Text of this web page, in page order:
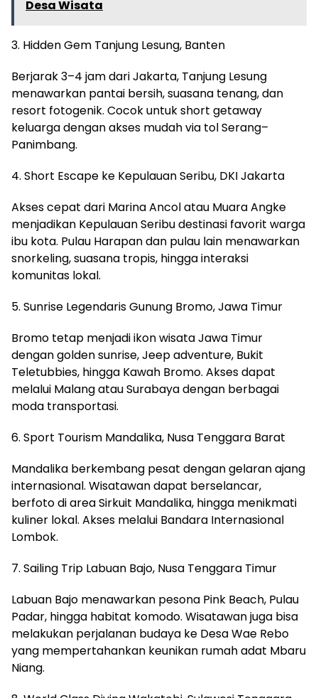
Desa Wisata
3. Hidden Gem Tanjung Lesung, Banten
Berjarak 3–4 jam dari Jakarta, Tanjung Lesung
menawarkan pantai bersih, suasana tenang, dan
resort fotogenik. Cocok untuk short getaway
keluarga dengan akses mudah via tol Serang–
Panimbang.
4. Short Escape ke Kepulauan Seribu, DKI Jakarta
Akses cepat dari Marina Ancol atau Muara Angke
menjadikan Kepulauan Seribu destinasi favorit warga
ibu kota. Pulau Harapan dan pulau lain menawarkan
snorkeling, suasana tropis, hingga interaksi
komunitas lokal.
5. Sunrise Legendaris Gunung Bromo, Jawa Timur
Bromo tetap menjadi ikon wisata Jawa Timur
dengan golden sunrise, Jeep adventure, Bukit
Teletubbies, hingga Kawah Bromo. Akses dapat
melalui Malang atau Surabaya dengan berbagai
moda transportasi.
6. Sport Tourism Mandalika, Nusa Tenggara Barat
Mandalika berkembang pesat dengan gelaran ajang
internasional. Wisatawan dapat berselancar,
berfoto di area Sirkuit Mandalika, hingga menikmati
kuliner lokal. Akses melalui Bandara Internasional
Lombok.
7. Sailing Trip Labuan Bajo, Nusa Tenggara Timur
Labuan Bajo menawarkan pesona Pink Beach, Pulau
Padar, hingga habitat komodo. Wisatawan juga bisa
melakukan perjalanan budaya ke Desa Wae Rebo
yang mempertahankan keunikan rumah adat Mbaru
Niang.